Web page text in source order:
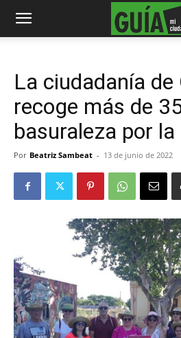
La ciudadanía de
recoge más de
basuraleza por
Por Beatriz Sambeat - 13 de junio de 2022